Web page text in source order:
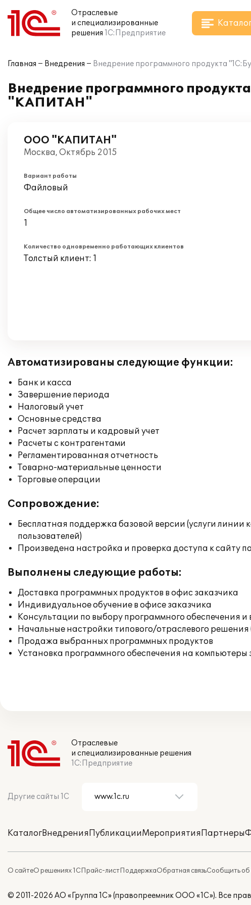
Отраслевые
и специализированные
решения 1С:Предприятие
Главная Внедрения Внедрение программного продукта
Внедрение программного
"КАПИТАН"
ООО "КАПИТАН"
Москва, Октябрь 2015
Вариант работы
Файловый
Общее число автоматизированных рабочих мест
1
Количество одновременно работающих клиентов
Толстый клиент: 1
Автоматизированы следующие функции:
Банк и касса
Завершение периода
Налоговый учет
Основные средства
Расчет зарплаты и кадровый учет
Расчеты с контрагентами
Регламентированная отчетность
Товарно-материальные ценности
Торговые операции
Сопровождение:
Бесплатная поддержка базовой версии (услуги
пользователей)
Произведена настройка и проверка доступа к сайту
Выполнены следующие работы:
Доставка программных продуктов в офис заказчика
Индивидуальное обучение в офисе заказчика
Консультации по выбору программного обеспечения
Начальные настройки типового/отраслевого
Продажа выбранных программных продуктов
Установка программного обеспечения на компьютеры
Отраслевые
и специализированные решения
1С:Предприятие
Другие сайты 1С
КаталогВнедренияПубликацииМероприятияПартнеры
О сайтеО решениях 1СПрайс-листПоддержкаОбратная связьСообщить
© 2011-2026 АО «Группа 1С» (правопреемник ООО «1С»). Все